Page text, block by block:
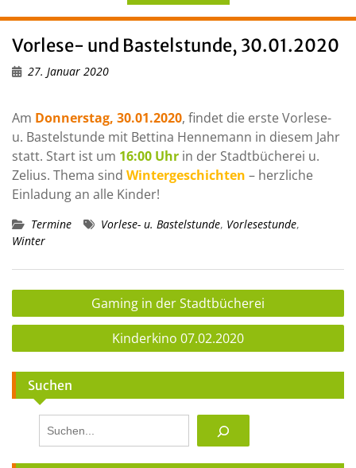
Vorlese- und Bastelstunde, 30.01.2020
27. Januar 2020
Am Donnerstag, 30.01.2020, findet die erste Vorlese-
u. Bastelstunde mit Bettina Hennemann in diesem Jahr
statt. Start ist um 16:00 Uhr in der Stadtbücherei u.
Zelius. Thema sind Wintergeschichten – herzliche
Einladung an alle Kinder!
Termine Vorlese- u. Bastelstunde, Vorlesestunde,
Winter
Beitragsnavigation
Gaming in der Stadtbücherei
Kinderkino 07.02.2020
Suchen